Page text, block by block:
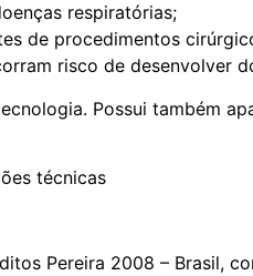
respiratórias;
de procedimentos
risco de desenvolver
Possui também
técnicas
Pereira 2008 – Brasil,